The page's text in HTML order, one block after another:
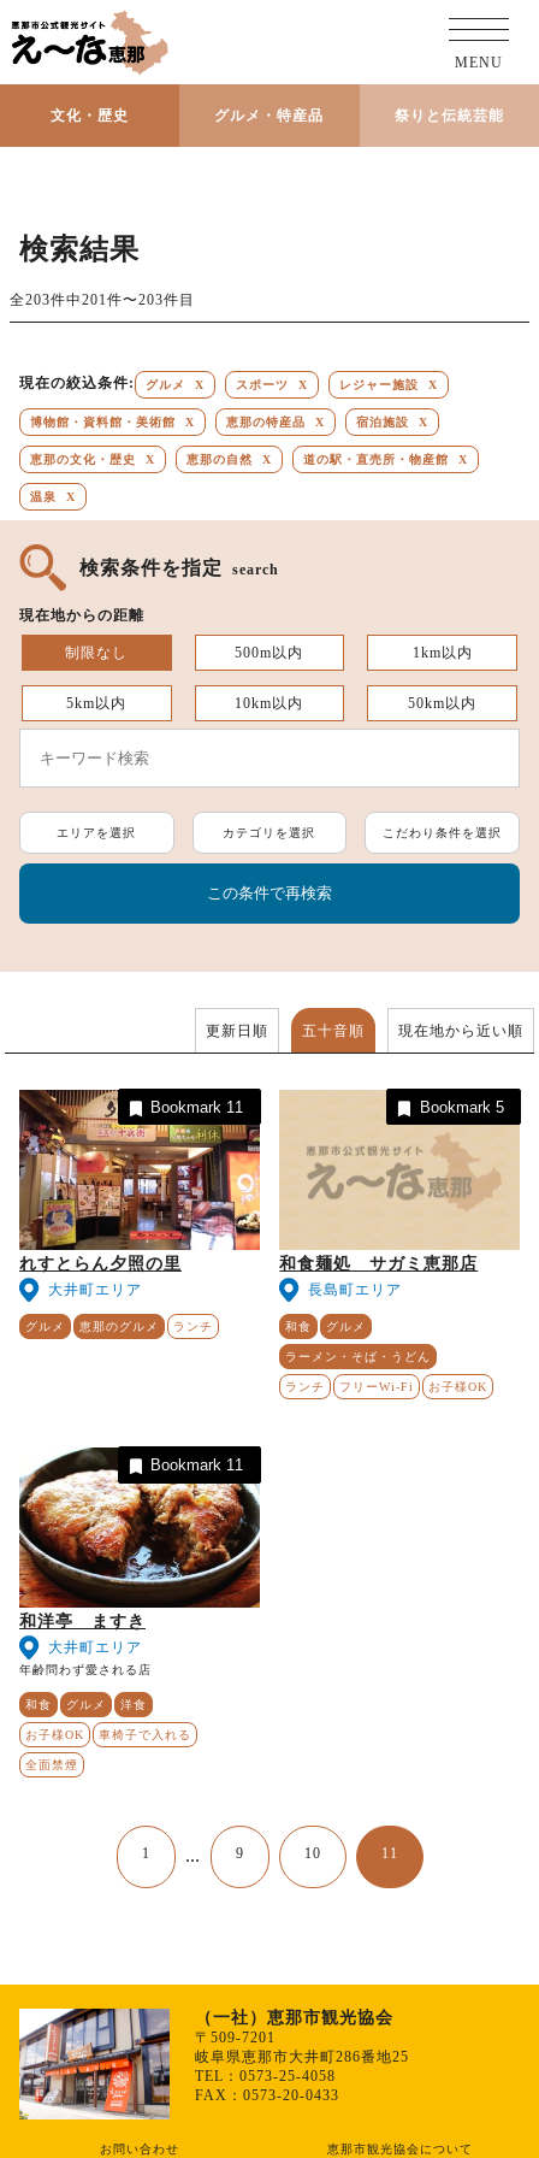
文化・歴史 グルメ・特産品 祭りと伝統芸能
MENU
検索結果
全203件中201件〜203件目
れすとらん夕照の里
大井町エリア
グルメ 恵那のグルメ ランチ
Bookmark 11
和食麺処 サガミ恵那店
長島町エリア
和食 グルメ
ラーメン・そば・うどん
ランチ フリーWi-Fi お子様OK
Bookmark 5
和洋亭 ますき
大井町エリア
年齢問わず愛される店
和食 グルメ 洋食
お子様OK 車椅子で入れる
全面禁煙
Bookmark 11
現在の絞込条件: グルメ X スポーツ X レジャー施設 X
博物館・資料館・美術館 X 恵那の特産品 X 宿泊施設 X
恵那の文化・歴史 X 恵那の自然 X 道の駅・直売所・物産館 X
温泉 X
検索条件を指定 search
現在地からの距離
制限なし 500m以内 1km以内
5km以内 10km以内 50km以内
エリアを選択 カテゴリを選択 こだわり条件を選択
更新日順 五十音順 現在地から近い順
1 … 9 10 11
（一社）恵那市観光協会
〒509-7201
岐阜県恵那市大井町286番地25
TEL：0573-25-4058
FAX：0573-20-0433
お問い合わせ 恵那市観光協会について